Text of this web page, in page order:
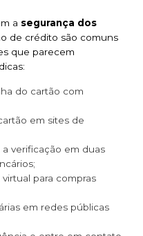
a segurança dos
de crédito são comuns
que parecem
do cartão com
em sites de
verificação em duas
para compras
em redes públicas